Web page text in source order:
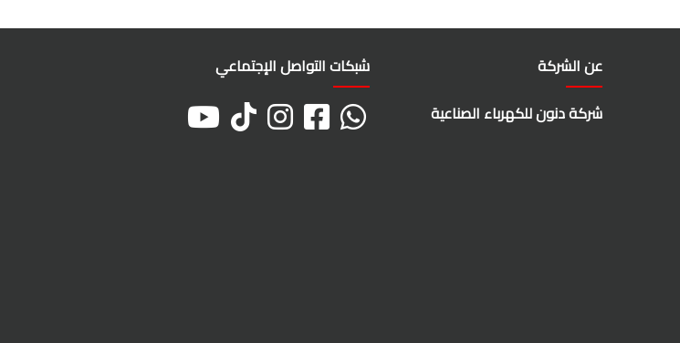
عن الشركة
شركة دنون للكهرباء الصناعية
شبكات التواصل الإجتماعي